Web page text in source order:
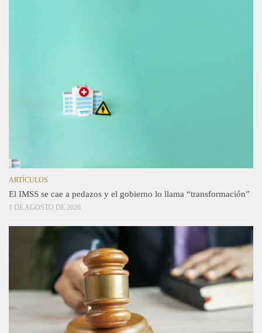
ARTÍCULOS
El IMSS se cae a pedazos y el gobierno lo llama “transformación”
1 DE AGOSTO DE 2026